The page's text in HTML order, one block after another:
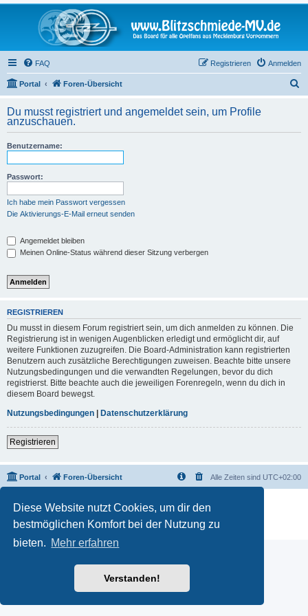
Diese Website nutzt Cookies, um dir den
bestmöglichen Komfort bei der Nutzung zu
bieten. Mehr erfahren
Verstanden!
FAQ Anmelden
Registrieren
Portal Foren-Übersicht
h
Du musst registriert und angemeldet sein, um Profile
anzuschauen.
Benutzername:
Passwort:
Ich habe mein Passwort vergessen
Die Aktivierungs-E-Mail erneut senden
Angemeldet bleiben
Meinen Online-Status während dieser Sitzung verbergen
REGISTRIEREN
Du musst in diesem Forum registriert sein, um dich anmelden zu können. Die
Registrierung ist in wenigen Augenblicken erledigt und ermöglicht dir, auf
weitere Funktionen zuzugreifen. Die Board-Administration kann registrierten
Benutzern auch zusätzliche Berechtigungen zuweisen. Beachte bitte unsere
Nutzungsbedingungen und die verwandten Regelungen, bevor du dich
registrierst. Bitte beachte auch die jeweiligen Forenregeln, wenn du dich in
diesem Board bewegst.
Nutzungsbedingungen
Datenschutzerklärung
Registrieren
Portal Foren-Übersicht Alle Zeiten sind UTC+02:00
Powered by phpBB
® Forum Software © phpBB Limited
Deutsche Übersetzung durch
Datenschutz|Nutzungsbedingungen